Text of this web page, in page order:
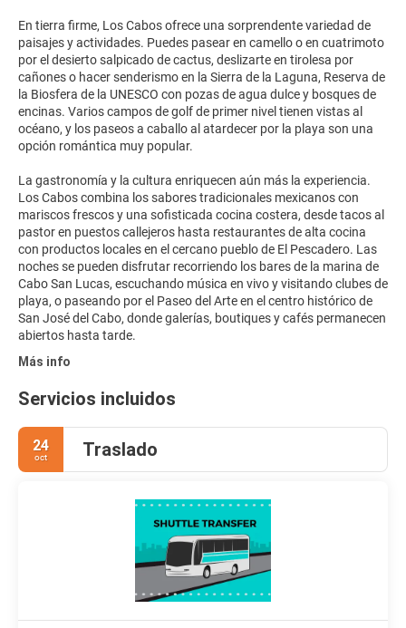
En tierra firme, Los Cabos ofrece una sorprendente variedad de
paisajes y actividades. Puedes pasear en camello o en cuatrimoto
por el desierto salpicado de cactus, deslizarte en tirolesa por
cañones o hacer senderismo en la Sierra de la Laguna, Reserva de
la Biosfera de la UNESCO con pozas de agua dulce y bosques de
encinas. Varios campos de golf de primer nivel tienen vistas al
océano, y los paseos a caballo al atardecer por la playa son una
opción romántica muy popular.
La gastronomía y la cultura enriquecen aún más la experiencia.
Los Cabos combina los sabores tradicionales mexicanos con
mariscos frescos y una sofisticada cocina costera, desde tacos al
pastor en puestos callejeros hasta restaurantes de alta cocina
con productos locales en el cercano pueblo de El Pescadero. Las
noches se pueden disfrutar recorriendo los bares de la marina de
Cabo San Lucas, escuchando música en vivo y visitando clubes de
playa, o paseando por el Paseo del Arte en el centro histórico de
San José del Cabo, donde galerías, boutiques y cafés permanecen
abiertos hasta tarde.
Más info
Servicios incluidos
24
oct Traslado